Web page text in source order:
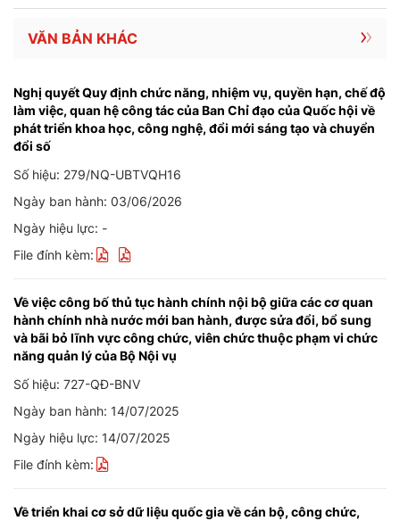
VĂN BẢN KHÁC
Nghị quyết Quy định chức năng, nhiệm vụ, quyền hạn, chế độ
làm việc, quan hệ công tác của Ban Chỉ đạo của Quốc hội về
phát triển khoa học, công nghệ, đổi mới sáng tạo và chuyển
đổi số
Số hiệu: 279/NQ-UBTVQH16
Ngày ban hành: 03/06/2026
Ngày hiệu lực: -
File đính kèm:
Về việc công bố thủ tục hành chính nội bộ giữa các cơ quan
hành chính nhà nước mới ban hành, được sửa đổi, bổ sung
và bãi bỏ lĩnh vực công chức, viên chức thuộc phạm vi chức
năng quản lý của Bộ Nội vụ
Số hiệu: 727-QĐ-BNV
Ngày ban hành: 14/07/2025
Ngày hiệu lực: 14/07/2025
File đính kèm:
Về triển khai cơ sở dữ liệu quốc gia về cán bộ, công chức,